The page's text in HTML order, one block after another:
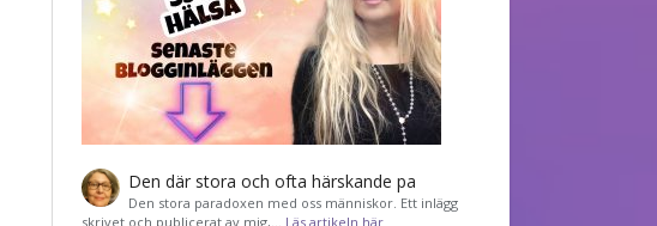
Den där stora och ofta härskande pa
Den stora paradoxen med oss människor. Ett inlägg
skrivet och publicerat av mig,… Läs artikeln här